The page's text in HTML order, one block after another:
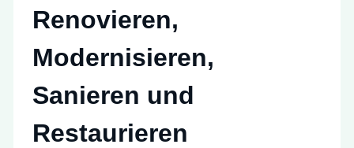
Renovieren,
Modernisieren,
Sanieren und
Restaurieren